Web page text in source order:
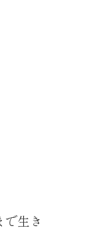
生き